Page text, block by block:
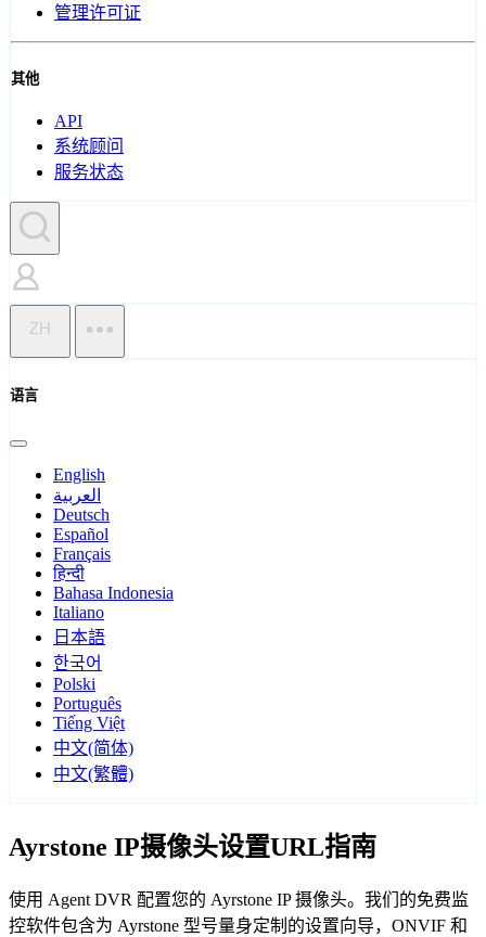
管理许可证
其他
API
系统顾问
服务状态
ZH
语言
English
العربية
Deutsch
Español
Français
हिन्दी
Bahasa Indonesia
Italiano
日本語
한국어
Polski
Português
Tiếng Việt
中文(简体)
中文(繁體)
Ayrstone IP摄像头设置URL指南
使用 Agent DVR 配置您的 Ayrstone IP 摄像头。我们的免费监
控软件包含为 Ayrstone 型号量身定制的设置向导，ONVIF 和